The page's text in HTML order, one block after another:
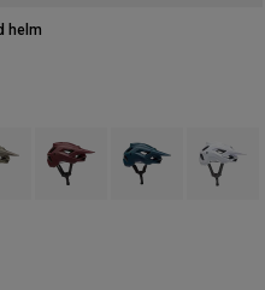
helm
of Zwart.
swatch type of Militair groen.
Product swatch type of
Product swatch